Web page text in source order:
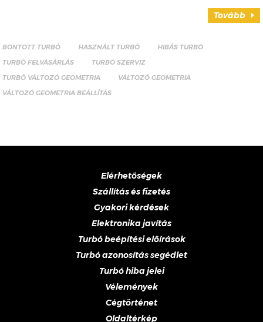
Tovább
BONTOTT TURBÓ HASZNÁLT TURBÓ
HIBÁS TURBÓ
TURBÓ FELVÁSÁRLÁS
TURBÓ SZERVIZ
TURBÓ VÁLTOZÓ GEOMETRIA
VÁLTOZÓ GEOMETRIA
VÁLTOZÓ GEOMETRIA BEÁLLÍTÁS
Elérhetőségek
Szállítás és fizetés
Gyakori kérdések
Elektronika javítás
Turbó beépítési előírások
Turbó azonosítás segédlet
Turbó hiba jelei
Vélemények
Cégtörténet
Oldaltérkép